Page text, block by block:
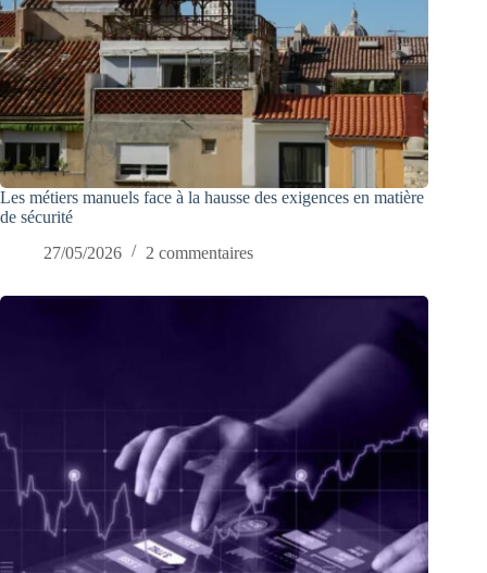
Les métiers manuels face à la hausse des exigences en matière
de sécurité
27/05/2026
2 commentaires